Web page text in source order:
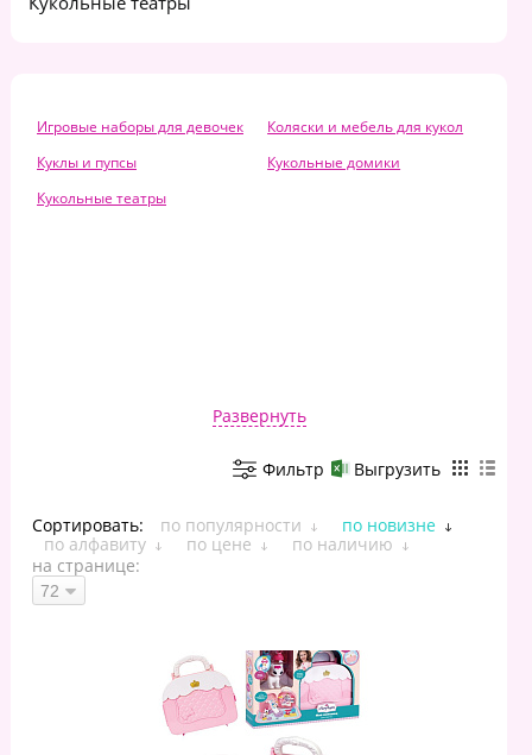
Игровые наборы для девочек
Коляски и мебель для кукол
Куклы и пупсы
Кукольные домики
Кукольные театры
Развернуть
Фильтр Выгрузить
Сортировать: по популярности
по новизне
по алфавиту
по цене
по наличию
на странице: